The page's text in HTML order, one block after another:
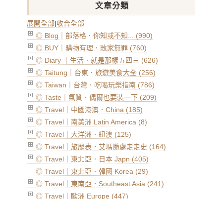
文章分類
展開全部|收合全部
◎ Blog｜部落格．你知或不知... (990)
◎ BUY｜購物有理．敗家無罪 (760)
◎ Diary ｜生活．就是那樣五四三 (626)
◎ Taitung｜台東．旅遊美食大全 (256)
◎ Taiwan｜台灣．吃喝玩樂指南 (786)
◎ Taste｜氣質．偶爾也要裝一下 (209)
◎ Travel｜中國港澳．China (185)
◎ Travel｜南美洲 Latin America (8)
◎ Travel｜大洋洲．紐澳 (125)
◎ Travel｜旅歷表．艾瑪隨處走走史 (164)
◎ Travel｜東北亞．日本 Japn (405)
◎ Travel｜東北亞．韓國 Korea (29)
◎ Travel｜東南亞．Southeast Asia (241)
◎ Travel｜歐洲 Europe (447)